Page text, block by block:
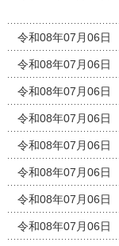
令和08年07月06日
令和08年07月06日
令和08年07月06日
令和08年07月06日
令和08年07月06日
令和08年07月06日
令和08年07月06日
令和08年07月06日